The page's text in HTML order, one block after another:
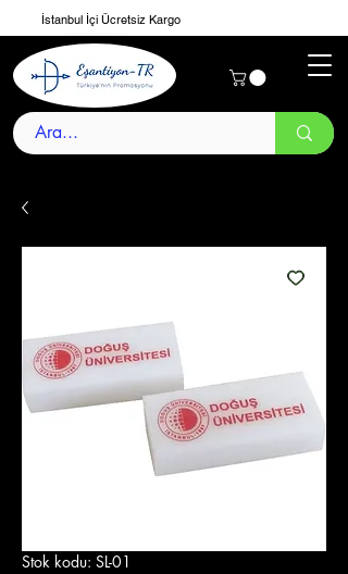
İstanbul İçi Ücretsiz Kargo
Stok kodu: SL-01